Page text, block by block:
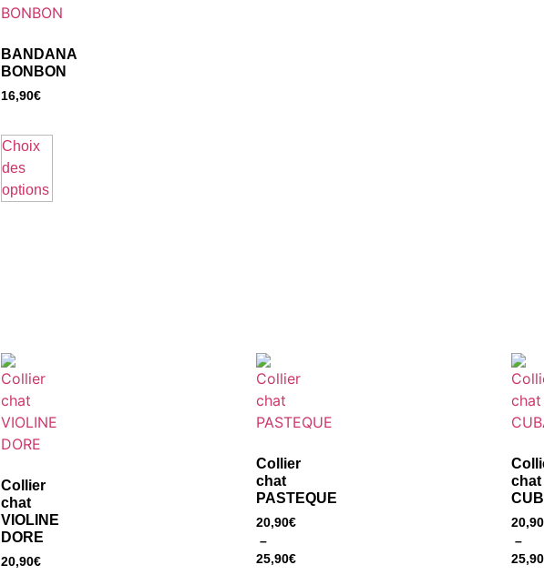
BANDANA
BONBON
16,90€
Choix
des
options
Collier
chat
VIOLINE
DORE
20,90€
Collier
chat
PASTEQUE
20,90€
–
25,90€
chat
20,90
–
25,90